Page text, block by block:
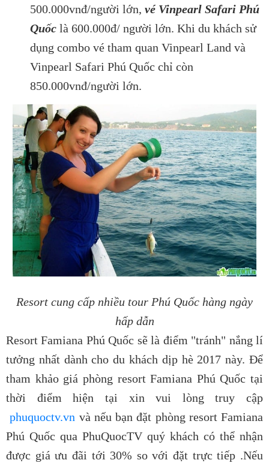
500.000vnđ/người lớn, vé Vinpearl Safari Phú
Quốc là 600.000đ/ người lớn. Khi du khách sử
dụng combo vé tham quan Vinpearl Land và
Vinpearl Safari Phú Quốc chỉ còn
850.000vnđ/người lớn.
Resort cung cấp nhiều tour Phú Quốc hàng ngày
hấp dẫn
Resort Famiana Phú Quốc sẽ là điểm "tránh" nắng lí
tưởng nhất dành cho du khách dịp hè 2017 này. Để
tham khảo giá phòng resort Famiana Phú Quốc tại
thời điểm hiện tại xin vui lòng truy cập
phuquoctv.vn và nếu bạn đặt phòng resort Famiana
Phú Quốc qua PhuQuocTV quý khách có thể nhận
được giá ưu đãi tới 30% so với đặt trực tiếp .Nếu